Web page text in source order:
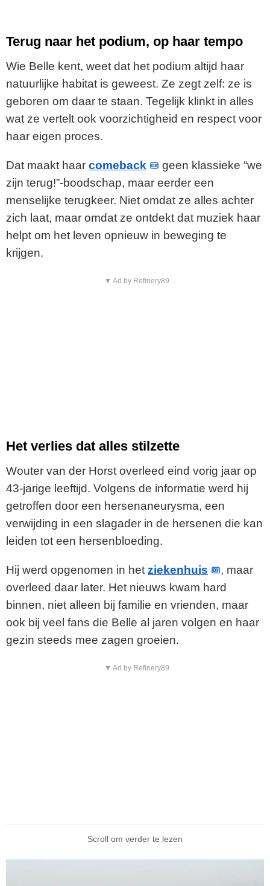
Terug naar het podium, op haar tempo
Wie Belle kent, weet dat het podium altijd haar
natuurlijke habitat is geweest. Ze zegt zelf: ze is
geboren om daar te staan. Tegelijk klinkt in alles
wat ze vertelt ook voorzichtigheid en respect voor
haar eigen proces.
Dat maakt haar comeback
geen klassieke “we
zijn terug!”-boodschap, maar eerder een
menselijke terugkeer. Niet omdat ze alles achter
zich laat, maar omdat ze ontdekt dat muziek haar
helpt om het leven opnieuw in beweging te
krijgen.
▼ Ad by Refinery89
Het verlies dat alles stilzette
Wouter van der Horst overleed eind vorig jaar op
43-jarige leeftijd. Volgens de informatie werd hij
getroffen door een hersenaneurysma, een
verwijding in een slagader in de hersenen die kan
leiden tot een hersenbloeding.
Hij werd opgenomen in het ziekenhuis
, maar
overleed daar later. Het nieuws kwam hard
binnen, niet alleen bij familie en vrienden, maar
ook bij veel fans die Belle al jaren volgen en haar
gezin steeds mee zagen groeien.
▼ Ad by Refinery89
Scroll om verder te lezen